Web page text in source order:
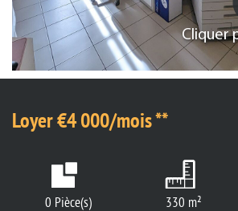
Cliquer
Loyer €4 000/mois**
0 Pièce(s) 330 m²